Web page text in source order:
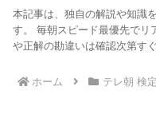
本記事は、独自の解説や知識
す。 毎朝スピード最優先でリ
や正解の勘違いは確認次第す
ホーム テレ朝 検